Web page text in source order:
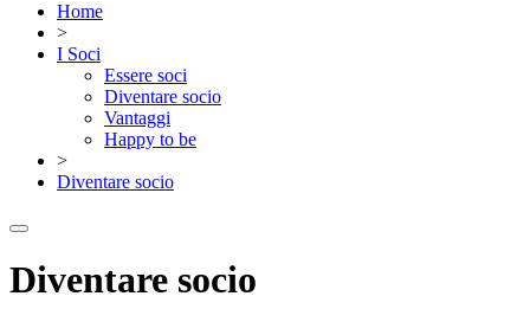
Home
>
I Soci
Essere soci
Diventare socio
Vantaggi
Happy to be
>
Diventare socio
Diventare socio